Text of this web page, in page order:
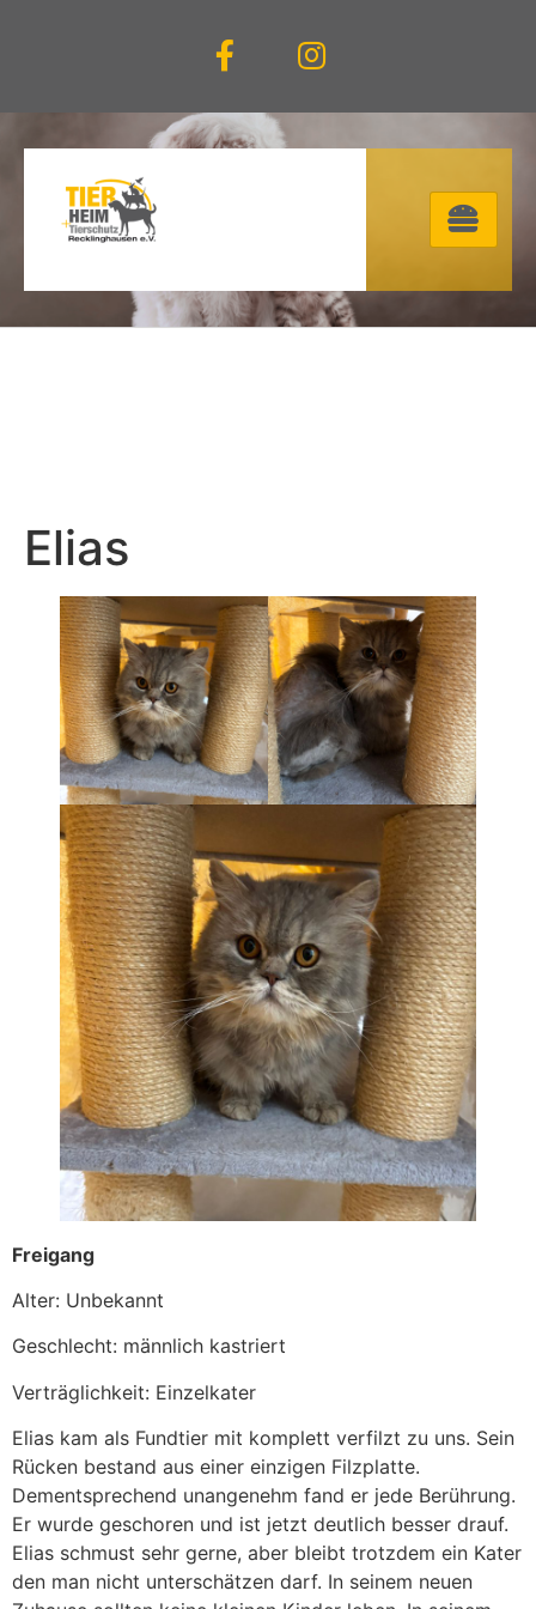
Elias
Freigang
Alter: Unbekannt
Geschlecht: männlich kastriert
Verträglichkeit: Einzelkater
Elias kam als Fundtier mit komplett verfilzt zu uns. Sein
Rücken bestand aus einer einzigen Filzplatte.
Dementsprechend unangenehm fand er jede Berührung.
Er wurde geschoren und ist jetzt deutlich besser drauf.
Elias schmust sehr gerne, aber bleibt trotzdem ein Kater
den man nicht unterschätzen darf. In seinem neuen